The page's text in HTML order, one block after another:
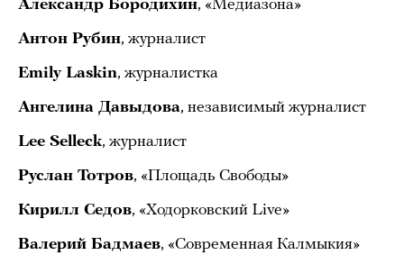
Александр Бородихин, «Медиазона»
Антон Рубин, журналист
Emily Laskin, журналистка
Ангелина Давыдова, независимый журналист
Lee Selleck, журналист
Руслан Тотров, «Площадь Свободы»
Кирилл Седов, «Ходорковский Live»
Валерий Бадмаев, «Современная Калмыкия»